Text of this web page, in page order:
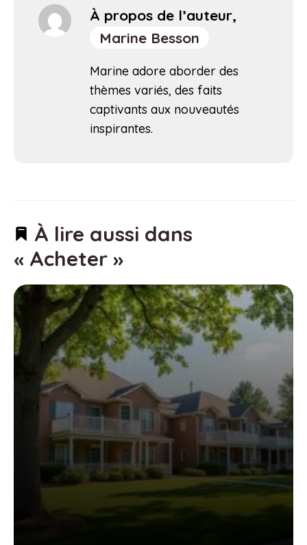
À propos de l’auteur,
Marine Besson
Marine adore aborder des
thèmes variés, des faits
captivants aux nouveautés
inspirantes.
À lire aussi dans
« Acheter »